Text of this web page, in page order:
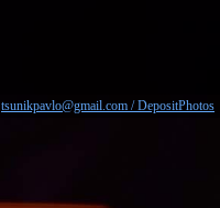
tsunikpavlo@gmail.com / DepositPhotos